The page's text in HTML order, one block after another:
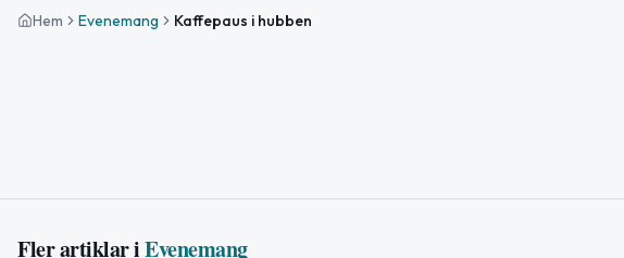
Hem Evenemang Kaffepaus i hubben
Fler artiklar iEvenemang